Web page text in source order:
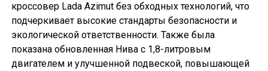
кроссовер Lada Azimut без обходных технологий, что
подчеркивает высокие стандарты безопасности и
экологической ответственности. Также была
показана обновленная Нива с 1,8-литровым
двигателем и улучшенной подвеской, повышающей